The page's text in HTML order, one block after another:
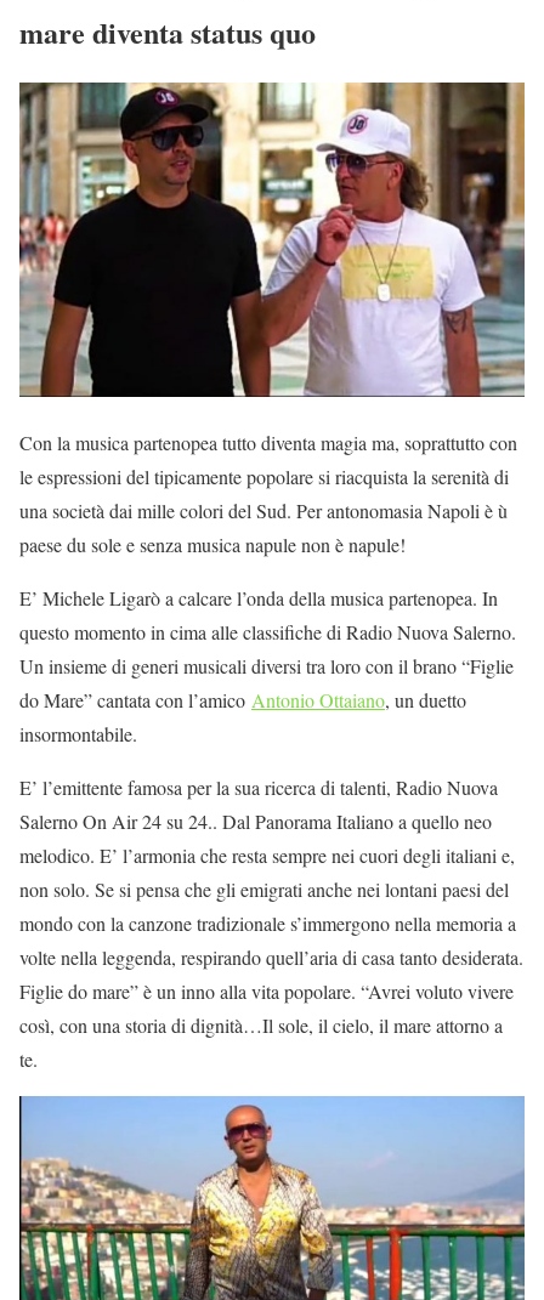
mare diventa status quo
Con la musica partenopea tutto diventa magia ma, soprattutto con
le espressioni del tipicamente popolare si riacquista la serenità di
una società dai mille colori del Sud. Per antonomasia Napoli è ù
paese du sole e senza musica napule non è napule!
E’ Michele Ligarò a calcare l’onda della musica partenopea. In
questo momento in cima alle classifiche di Radio Nuova Salerno.
Un insieme di generi musicali diversi tra loro con il brano “Figlie
do Mare” cantata con l’amico Antonio Ottaiano, un duetto
insormontabile.
E’ l’emittente famosa per la sua ricerca di talenti, Radio Nuova
Salerno On Air 24 su 24.. Dal Panorama Italiano a quello neo
melodico. E’ l’armonia che resta sempre nei cuori degli italiani e,
non solo. Se si pensa che gli emigrati anche nei lontani paesi del
mondo con la canzone tradizionale s’immergono nella memoria a
volte nella leggenda, respirando quell’aria di casa tanto desiderata.
Figlie do mare” è un inno alla vita popolare. “Avrei voluto vivere
così, con una storia di dignità…Il sole, il cielo, il mare attorno a
te.